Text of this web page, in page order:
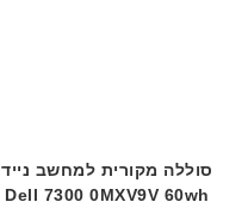
סוללה מקורית למחשב נייד
Dell 7300 0MXV9V 60wh